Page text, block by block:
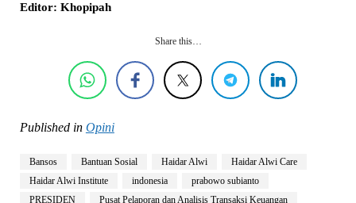
Editor: Khopipah
Share this…
Published in Opini
Bansos Bantuan Sosial Haidar Alwi
Haidar Alwi Care
Haidar Alwi Institute
indonesia
prabowo subianto
PRESIDEN
Pusat Pelaporan dan Analisis Transaksi Keuangan